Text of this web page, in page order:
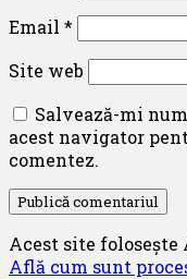
Email *
Site web
Salvează-mi
acest navigator
comentez.
Acest site folosește
Află cum sunt